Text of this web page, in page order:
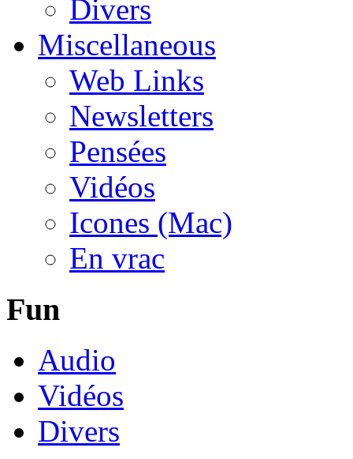
Divers
Miscellaneous
Web Links
Newsletters
Pensées
Vidéos
Icones (Mac)
En vrac
Fun
Audio
Vidéos
Divers